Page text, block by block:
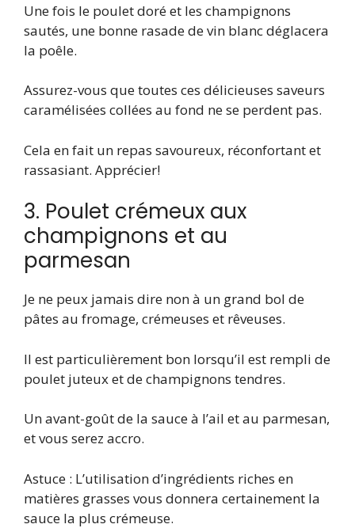
Une fois le poulet doré et les champignons
sautés, une bonne rasade de vin blanc déglacera
la poêle.
Assurez-vous que toutes ces délicieuses saveurs
caramélisées collées au fond ne se perdent pas.
Cela en fait un repas savoureux, réconfortant et
rassasiant. Apprécier!
3. Poulet crémeux aux
champignons et au
parmesan
Je ne peux jamais dire non à un grand bol de
pâtes au fromage, crémeuses et rêveuses.
Il est particulièrement bon lorsqu’il est rempli de
poulet juteux et de champignons tendres.
Un avant-goût de la sauce à l’ail et au parmesan,
et vous serez accro.
Astuce : L’utilisation d’ingrédients riches en
matières grasses vous donnera certainement la
sauce la plus crémeuse.